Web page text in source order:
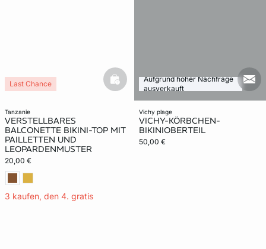
tanzanie
VERSTELLBARES
BALCONETTE BIKINI-TOP MIT
PAILLETTEN UND
LEOPARDENMUSTER
20,00 €
3 kaufen, den 4. gratis
Last Chance basketfull
vichy plage
VICHY-KÖRBCHEN-
BIKINIOBERTEIL
50,00 €
Aufgrund hoher Nachfrage
ausverkauft